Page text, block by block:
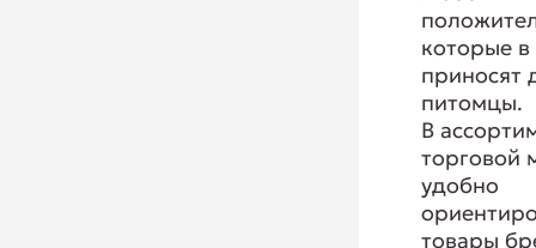
которые
приносят
питомцы.
В
торговой
удобно
товары